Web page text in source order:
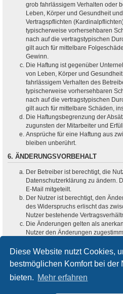
Diese Website nutzt Cookies,
bestmöglichen Komfort bei der
bieten. Mehr erfahren
grob fahrlässigem Verhalten oder
Leben, Körper und Gesundheit
Vertragspflichten
typischerweise vorhersehbaren
nach auf die vertragstypischen
gilt auch für mittelbare
Gewinn.
Die Haftung ist gegenüber
von Leben, Körper und
fahrlässigem Verhalten des
typischerweise vorhersehbaren
nach auf die vertragstypischen
gilt auch für mittelbare Schäden,
Die Haftungsbegrenzung der
zugunsten der Mitarbeiter und
Ansprüche für eine Haftung aus
bleiben unberührt.
6. ÄNDERUNGSVORBEHALT
Der Betreiber ist berechtigt, die
Datenschutzerklärung zu ändern.
E-Mail mitgeteilt.
Der Nutzer ist berechtigt, den
des Widerspruchs erlischt das
Nutzer bestehende
Die Änderungen gelten als
Nutzer den Änderungen
Informationen über den Umgang
sind in der Datenschutzerklärung